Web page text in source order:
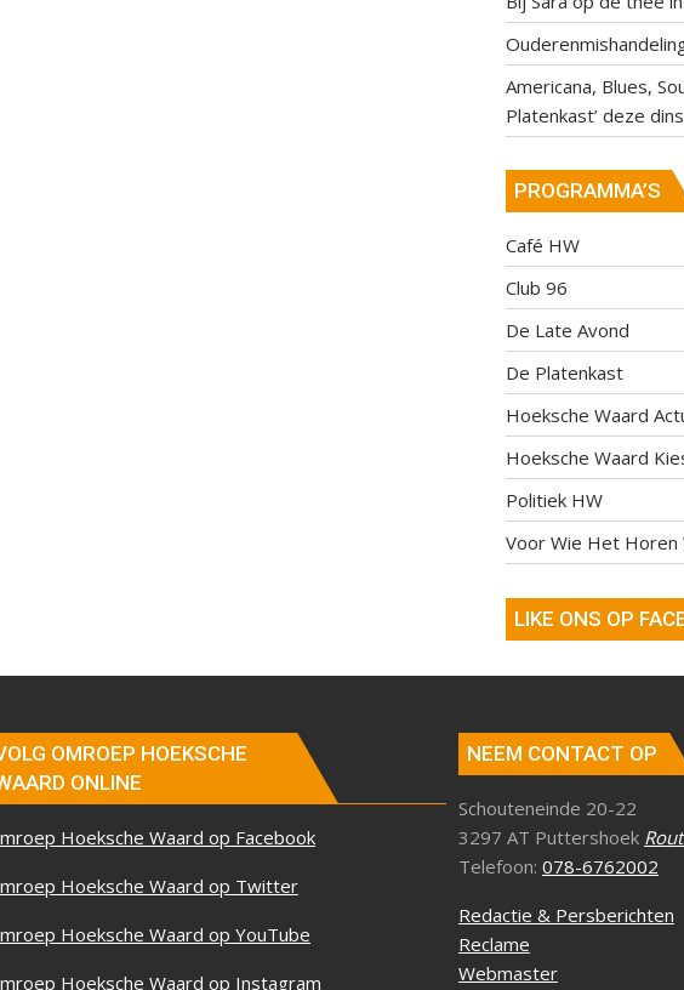
Americana, Blues,
Platenkast’ deze
PROGRAMMA’S
Café HW
Club 96
De Late Avond
De Platenkast
Hoeksche Waard
Hoeksche Waard
Politiek HW
Voor Wie Het Horen
LIKE ONS OP
OMROEP HOEKSCHE
ONLINE
Hoeksche Waard op Facebook
Hoeksche Waard op Twitter
Hoeksche Waard op YouTube
Hoeksche Waard op Instagram
NEEM CONTACT OP
Schouteneinde 20-22
3297 AT Puttershoek
Telefoon: 078-6762002
Redactie & Persberichten
Reclame
Webmaster